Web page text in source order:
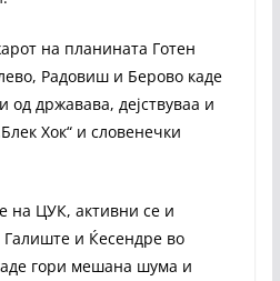
на планината Готен
Радовиш и Берово каде
од државава, дејствуваа и
Хок“ и словенечки
на ЦУК, активни се и
Галиште и Ќесендре во
гори мешана шума и